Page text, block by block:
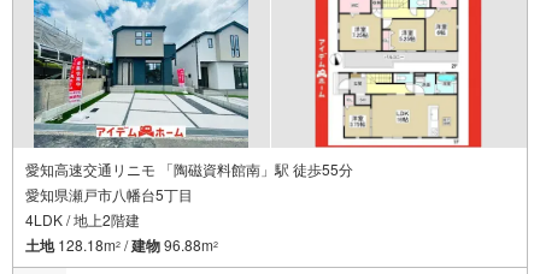
愛知高速交通リニモ 「陶磁資料館南」駅 徒歩55分
愛知県瀬戸市八幡台5丁目
4LDK / 地上2階建
土地128.18m2 /建物96.88m2